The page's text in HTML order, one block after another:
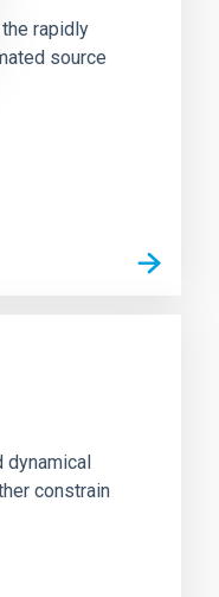
rapidly
source
dynamical
constrain